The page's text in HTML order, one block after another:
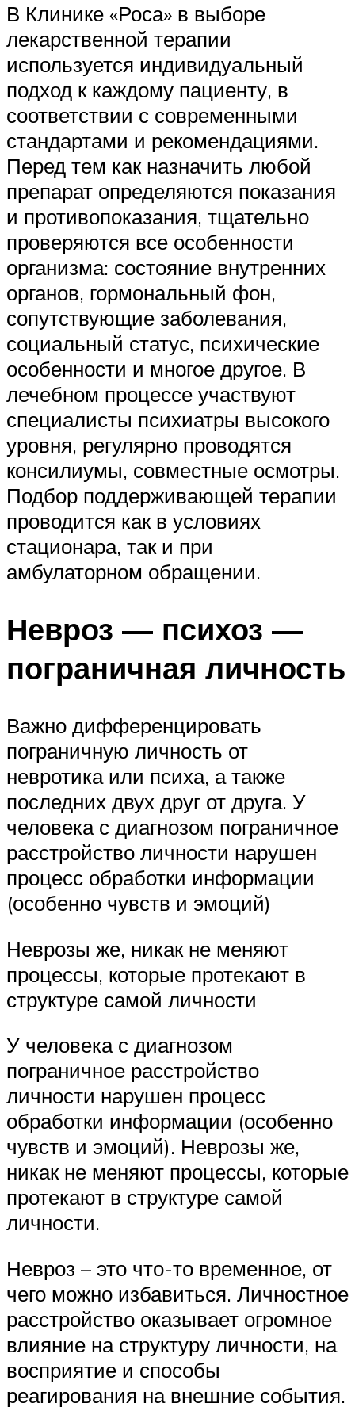
В Клинике «Роса» в выборе
лекарственной терапии
используется индивидуальный
подход к каждому пациенту, в
соответствии с современными
стандартами и рекомендациями.
Перед тем как назначить любой
препарат определяются показания
и противопоказания, тщательно
проверяются все особенности
организма: состояние внутренних
органов, гормональный фон,
сопутствующие заболевания,
социальный статус, психические
особенности и многое другое. В
лечебном процессе участвуют
специалисты психиатры высокого
уровня, регулярно проводятся
консилиумы, совместные осмотры.
Подбор поддерживающей терапии
проводится как в условиях
стационара, так и при
амбулаторном обращении.
Невроз — психоз —
пограничная личность
Важно дифференцировать
пограничную личность от
невротика или психа, а также
последних двух друг от друга. У
человека с диагнозом пограничное
расстройство личности нарушен
процесс обработки информации
(особенно чувств и эмоций)
Неврозы же, никак не меняют
процессы, которые протекают в
структуре самой личности
У человека с диагнозом
пограничное расстройство
личности нарушен процесс
обработки информации (особенно
чувств и эмоций). Неврозы же,
никак не меняют процессы, которые
протекают в структуре самой
личности.
Невроз – это что-то временное, от
чего можно избавиться. Личностное
расстройство оказывает огромное
влияние на структуру личности, на
восприятие и способы
реагирования на внешние события.